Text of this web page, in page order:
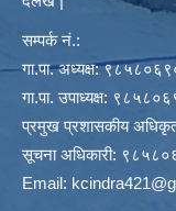
सम्पर्क नं.:
गा.पा. अध्यक्ष:
गा.पा. उपाध्यक्ष:
प्रमुख प्रशासकीय
सूचना अधिकारी:
Email: